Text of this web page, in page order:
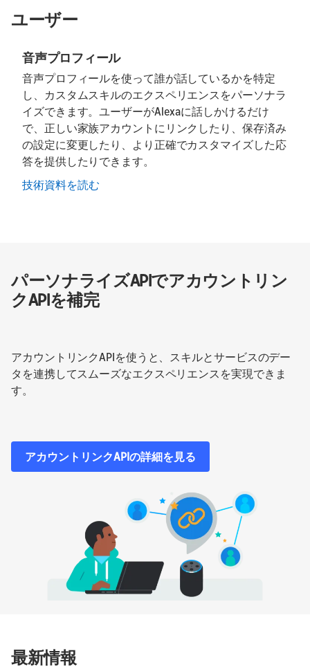
ユーザー
音声プロフィール
音声プロフィールを使って誰が話しているかを特定
し、カスタムスキルのエクスペリエンスをパーソナラ
イズできます。ユーザーがAlexaに話しかけるだけ
で、正しい家族アカウントにリンクしたり、保存済み
の設定に変更したり、より正確でカスタマイズした応
答を提供したりできます。
技術資料を読む
パーソナライズAPIでアカウントリン
クAPIを補完
アカウントリンクAPIを使うと、スキルとサービスのデー
タを連携してスムーズなエクスペリエンスを実現できま
す。
アカウントリンクAPIの詳細を見る
最新情報